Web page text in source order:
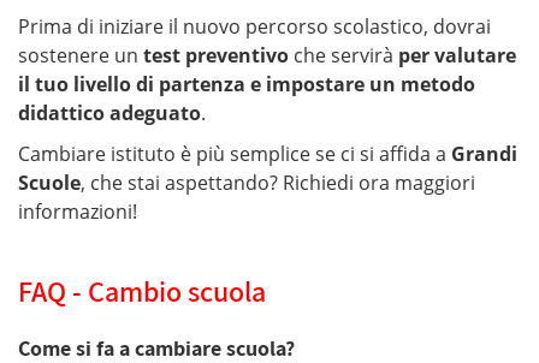
Prima di iniziare il nuovo percorso scolastico, dovrai
sostenere un test preventivo che servirà per valutare
il tuo livello di partenza e impostare un metodo
didattico adeguato.
Cambiare istituto è più semplice se ci si affida a Grandi
Scuole, che stai aspettando? Richiedi ora maggiori
informazioni!
FAQ - Cambio scuola
Come si fa a cambiare scuola?